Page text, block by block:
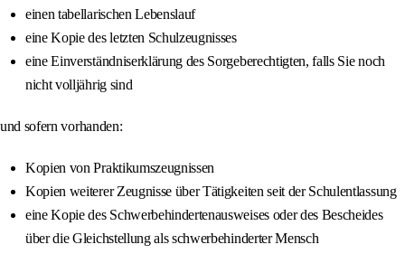
einen tabellarischen Lebenslauf
eine Kopie des letzten Schulzeugnisses
eine Einverständniserklärung des Sorgeberechtigten, falls Sie noch
nicht volljährig sind
und sofern vorhanden:
Kopien von Praktikumszeugnissen
Kopien weiterer Zeugnisse über Tätigkeiten seit der Schulentlassung
eine Kopie des Schwerbehindertenausweises oder des Bescheides
über die Gleichstellung als schwerbehinderter Mensch